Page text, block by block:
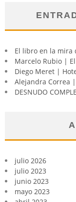
El libro en la mira
Marcelo Rubio |
Diego Meret |
Alejandra Correa
DESNUDO
julio 2026
julio 2023
junio 2023
mayo 2023